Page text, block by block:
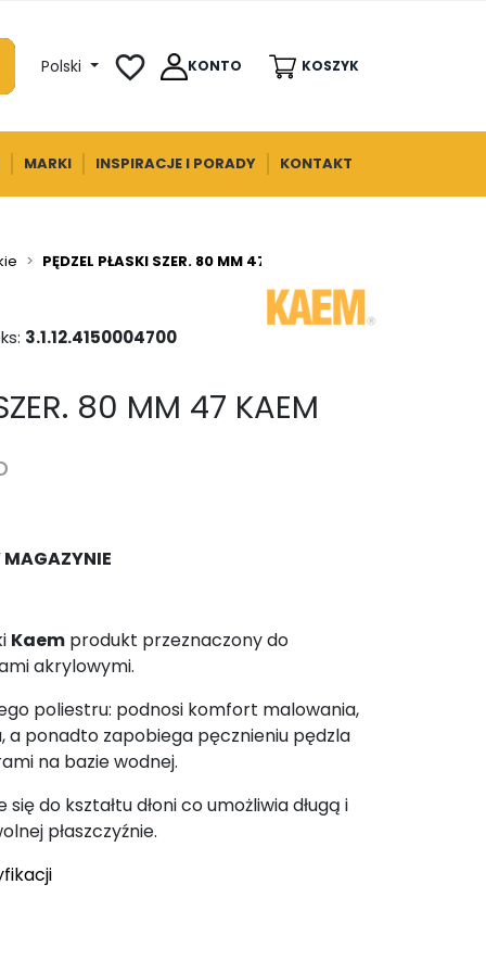
Polski favorite_border KONTO KOSZYK
MARKI INSPIRACJE I PORADY KONTAKT
PĘDZEL PŁASKI SZER. 80 MM 47 KAEM
3.1.12.4150004700
80 MM 47 KAEM
Kaem produkt przeznaczony do
akrylowymi.
poliestru: podnosi komfort malowania,
a ponadto zapobiega pęcznieniu pędzla
na bazie wodnej.
do kształtu dłoni co umożliwia długą i
płaszczyźnie.